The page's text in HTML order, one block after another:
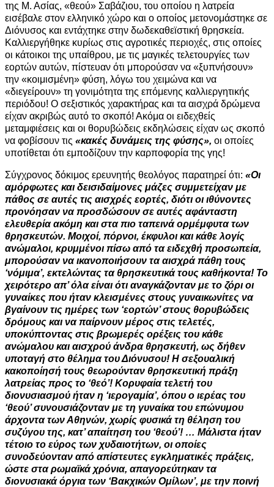
της Μ. Ασίας, «θεού» Σαβάζιου, του οποίου η λατρεία
εισέβαλε στον ελληνικό χώρο και ο οποίος μετονομάστηκε σε
Διόνυσος και εντάχτηκε στην δωδεκαθεϊστική θρησκεία.
Καλλιεργήθηκε κυρίως στις αγροτικές περιοχές, στις οποίες
οι κάτοικοι της υπαίθρου, με τις μαγικές τελετουργίες των
εορτών αυτών, πίστευαν ότι μπορούσαν να «ξυπνήσουν»
την «κοιμισμένη» φύση, λόγω του χειμώνα και να
«διεγείρουν» τη γονιμότητα της επόμενης καλλιεργητικής
περιόδου! Ο σεξιστικός χαρακτήρας και τα αισχρά δρώμενα
είχαν ακριβώς αυτό το σκοπό! Ακόμα οι ειδεχθείς
μεταμφιέσεις και οι θορυβώδεις εκδηλώσεις είχαν ως σκοπό
να φοβίσουν τις «κακές δυνάμεις της φύσης», οι οποίες
υποτίθεται ότι εμποδίζουν την καρποφορία της γης!
Σύγχρονος δόκιμος ερευνητής θεολόγος παρατηρεί ότι: «Οι
αμόρφωτες και δεισιδαίμονες μάζες συμμετείχαν με
πάθος σε αυτές τις αισχρές εορτές, διότι οι ιθύνοντες
προνόησαν να προσδώσουν σε αυτές αφάνταστη
ελευθερία ακόμη και στα πιο ταπεινά ορμέμφυτα των
θρησκευτών. Μοιχοί, πόρνοι, έκφυλοι και κάθε λογίς
ανώμαλοι, κρυμμένοι πίσω από τα ειδεχθή προσωπεία,
μπορούσαν να ικανοποιήσουν τα αισχρά πάθη τους
‘νόμιμα’, εκτελώντας τα θρησκευτικά τους καθήκοντα! Το
χειρότερο απ’ όλα είναι ότι αναγκάζονταν με το ζόρι οι
γυναίκες που ήταν κλεισμένες στους γυναικωνίτες να
βγαίνουν τις ημέρες των ‘εορτών’ στους θορυβώδεις
δρόμους και να παίρνουν μέρος στις τελετές,
υποκύπτοντας στις βρωμερές ορέξεις του κάθε
ανώμαλου και αισχρού άνδρα θρησκευτή, ως δήθεν
υποταγή στο θέλημα του Διόνυσου! Η σεξουαλική
κακοποίησή τους θεωρούνταν θρησκευτική πράξη
λατρείας προς το ‘θεό’! Κορυφαία τελετή του
διονυσιασμού ήταν η ‘ιερογαμία’, όπου ο ιερέας του
‘θεού’ συνουσιάζονταν με τη γυναίκα του επώνυμου
άρχοντα των Αθηνών, χωρίς φυσικά τη θέληση του
συζύγου της, κατ’ απαίτηση του ‘θεού’! … Μάλιστα ήταν
τέτοιο το εύρος των χυδαιοτήτων, οι οποίες
συνοδεύονταν από απίστευτες εγκληματικές πράξεις,
ώστε στα ρωμαϊκά χρόνια, απαγορεύτηκαν τα
διονυσιακά όργια των ‘Βακχικών Ομίλων’, με την ποινή